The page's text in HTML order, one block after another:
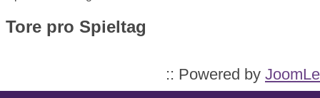
Tore pro Spieltag
:: Powered by